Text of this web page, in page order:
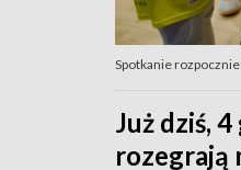
Spotkanie
Już dziś,
rozegrają